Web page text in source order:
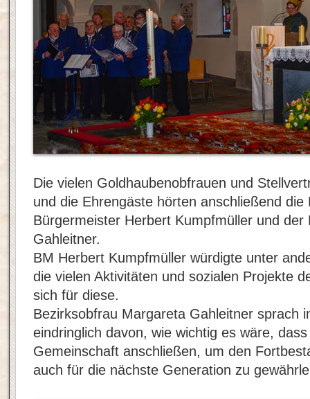
Die vielen Goldhaubenobfrauen und
und die Ehrengäste hörten anschließend
Bürgermeister Herbert Kumpfmüller und der
Gahleitner.
BM Herbert Kumpfmüller würdigte unter
die vielen Aktivitäten und sozialen Projekte
sich für diese.
Bezirksobfrau Margareta Gahleitner sprach
eindringlich davon, wie wichtig es wäre,
Gemeinschaft anschließen, um den
auch für die nächste Generation zu